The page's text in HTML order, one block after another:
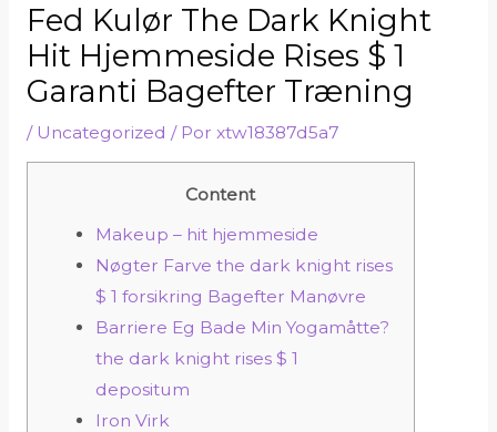
Fed Kulør The Dark Knight
Hit Hjemmeside Rises $ 1
Garanti Bagefter Træning
/ Uncategorized / Por xtw18387d5a7
Content
Makeup – hit hjemmeside
Nøgter Farve the dark knight rises
$ 1 forsikring Bagefter Manøvre
Barriere Eg Bade Min Yogamåtte?
the dark knight rises $ 1
depositum
Iron Virk